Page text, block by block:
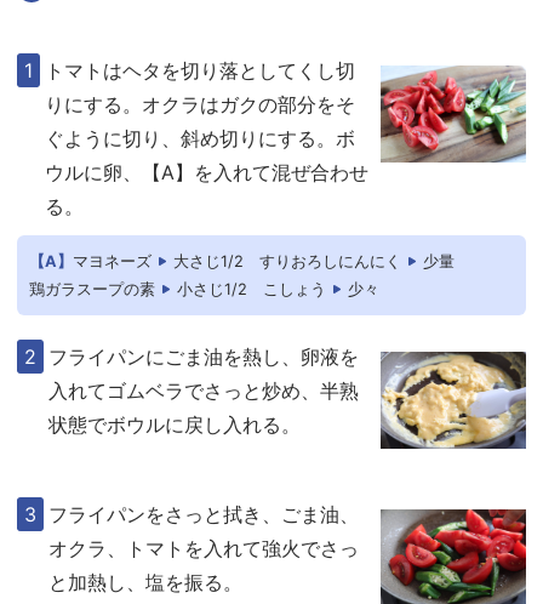
トマトはヘタを切り落としてくし切
りにする。オクラはガクの部分をそ
ぐように切り、斜め切りにする。ボ
ウルに卵、【A】を入れて混ぜ合わせ
る。
【A】 マヨネーズ 大さじ1/2 すりおろしにんにく
少量
鶏ガラスープの素
小さじ1/2 こしょう 少々
フライパンにごま油を熱し、卵液を
入れてゴムベラでさっと炒め、半熟
状態でボウルに戻し入れる。
フライパンをさっと拭き、ごま油、
オクラ、トマトを入れて強火でさっ
と加熱し、塩を振る。